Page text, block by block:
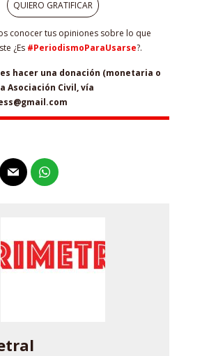
QUIERO GRATIFICAR
conocer tus opiniones sobre lo que
¿Es #PeriodismoParaUsarse?.
hacer una donación (monetaria o
Asociación Civil, vía